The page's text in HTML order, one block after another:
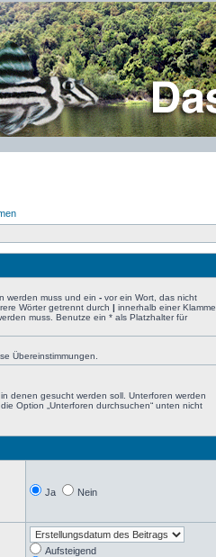
werden muss und ein - vor ein Wort, das nicht
Wörter getrennt durch | innerhalb einer
muss. Benutze ein * als Platzhalter für
Übereinstimmungen.
denen gesucht werden soll. Unterforen werden
Option „Unterforen durchsuchen“ unten nicht
Ja Nein
Aufsteigend